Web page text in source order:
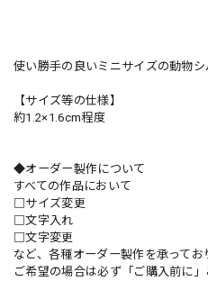
使い勝手の良いミニサイズの動物
【サイズ等の仕様】
約1.2×1.6cm程度
◆オーダー製作について
すべての作品において
□サイズ変更
□文字入れ
□文字変更
など、各種オーダー製作を承ってお
ご希望の場合は必ず「ご購入前に」